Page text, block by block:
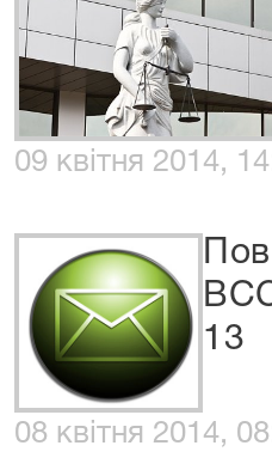
09 квітня 2014,
13
08 квітня 2014,